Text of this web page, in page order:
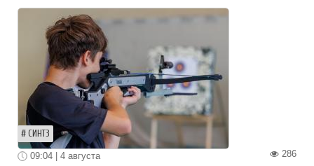
СИНТЗ
286
09:04 | 4 августа